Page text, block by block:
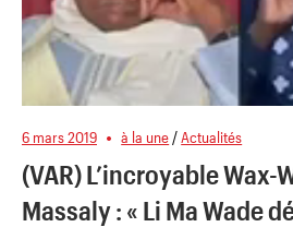
6 mars 2019 à la une /Actualités
(VAR) L’incroyable Wax-
Massaly : « Li Ma Wade